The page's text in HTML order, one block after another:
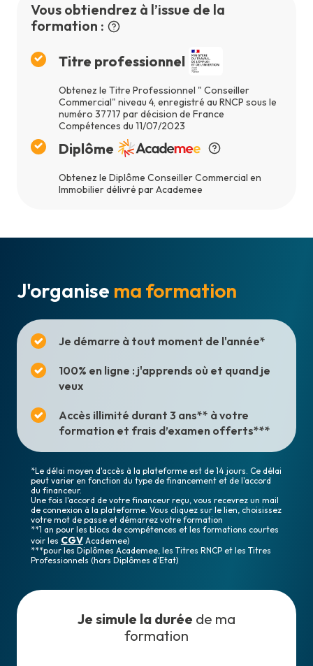
Vous obtiendrez à l’issue de la
formation :
Titre professionnel
Obtenez le Titre Professionnel " Conseiller
Commercial" niveau 4, enregistré au RNCP sous le
numéro 37717 par décision de France
Compétences du 11/07/2023
Diplôme
Obtenez le Diplôme Conseiller Commercial en
Immobilier délivré par Academee
J'organise ma formation
Je démarre à tout moment de l'année*
100% en ligne : j'apprends où et quand je
veux
Accès illimité durant 3 ans** à votre
formation et frais d’examen offerts***
*Le délai moyen d'accès à la plateforme est de 14 jours. Ce délai
peut varier en fonction du type de financement et de l'accord
du financeur.
Une fois l'accord de votre financeur reçu, vous recevrez un mail
de connexion à la plateforme. Vous cliquez sur le lien, choisissez
votre mot de passe et démarrez votre formation
**1 an pour les blocs de compétences et les formations courtes
voir les CGV Academee)
***pour les Diplômes Academee, les Titres RNCP et les Titres
Professionnels (hors Diplômes d'Etat)
Je simule la durée de ma
formation